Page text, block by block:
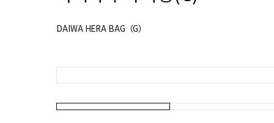
DAIWA HERA BAG（G）